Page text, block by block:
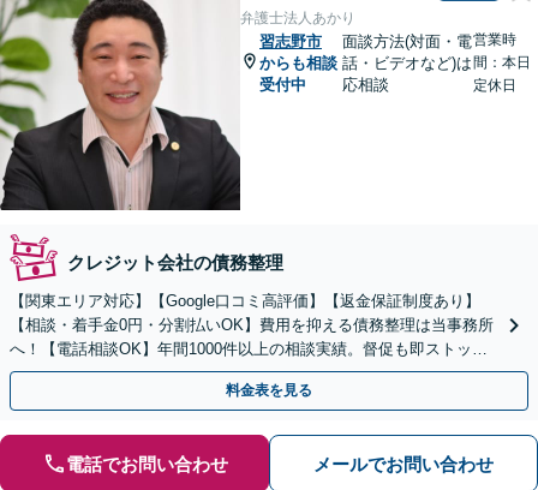
弁護士法人あかり
習志野市
からも相談
受付中
面談方法(対面・電
話・ビデオなど)は
応相談
営業時
間：本日
定休日
クレジット会社の債務整理
【関東エリア対応】【Google口コミ高評価】【返金保証制度あり】
【相談・着手金0円・分割払いOK】費用を抑える債務整理は当事務所
へ！【電話相談OK】年間1000件以上の相談実績。督促も即ストッ
プ！自己破産で借金ゼロ／個人再生なら家を残せる
料金表を見る
電話でお問い合わせ メールでお問い合わせ